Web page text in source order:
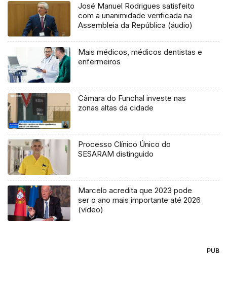
José Manuel Rodrigues satisfeito
com a unanimidade verificada na
Assembleia da República (áudio)
Mais médicos, médicos dentistas e
enfermeiros
Câmara do Funchal investe nas
zonas altas da cidade
Processo Clínico Único do
SESARAM distinguido
Marcelo acredita que 2023 pode
ser o ano mais importante até 2026
(vídeo)
PUB